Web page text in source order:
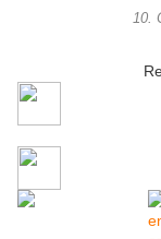
10.